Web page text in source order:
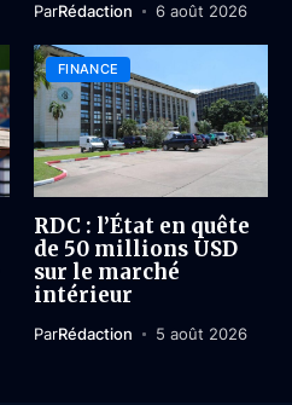
ParRédaction 6 août 2026
FINANCE
RDC : l’État en quête
de 50 millions USD
sur le marché
intérieur
ParRédaction 5 août 2026